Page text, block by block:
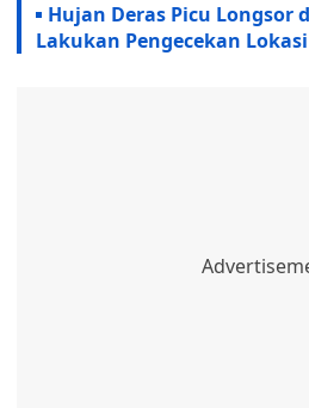
Hujan Deras Picu Longsor
Lakukan Pengecekan Lokasi